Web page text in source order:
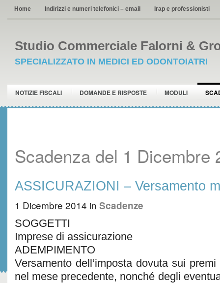
Home Indirizzi e numeri telefonici – email Irap e professionisti
Studio Commerciale Falorni &
SPECIALIZZATO IN MEDICI ED ODONTOIATRI
NOTIZIE FISCALI DOMANDE E RISPOSTE MODULI
Scadenza del 1 Dicembre
ASSICURAZIONI – Versamento
1 Dicembre 2014 in Scadenze
SOGGETTI
Imprese di assicurazione
ADEMPIMENTO
Versamento dell’imposta dovuta sui
nel mese precedente, nonché degli